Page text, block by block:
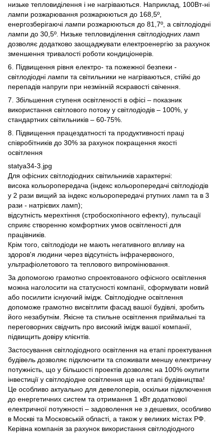
низьке тепловиділення і не нагріваються. Наприклад, 100Вт-ні
лампи розжарювання розжарюються до 168,5º,
енергозберігаючі лампи розжарюються до 81,7º, а світлодіодні
лампи до 30,5º. Низьке тепловиділення світлодіодних ламп
дозволяє додатково заощаджувати електроенергію за рахунок
зменшення тривалості роботи кондиціонерів.
6. Підвищення рівня електро- та пожежної безпеки -
світлодіодні лампи та світильники не нагріваються, стійкі до
перепадів напруги при незмінній яскравості свічення.
7. Збільшення ступеня освітленості в офісі – показник
використання світлового потоку у світлодіодів – 100%, у
стандартних світильників – 60-75%.
8. Підвищення працездатності та продуктивності праці
співробітників до 30% за рахунок покращення якості
освітлення
statya34-3.jpg
Для офісних світлодіодних світильників характерні:
висока кольоропередача (індекс кольоропередачі світлодіодів
у 2 рази вищий за індекс кольоропередачі ртутних ламп та в 3
рази - натрієвих ламп);
відсутність мерехтіння (стробоскопічного ефекту), пульсації
сприяє створенню комфортних умов освітленості для
працівників.
Крім того, світлодіоди не мають негативного впливу на
здоров'я людини через відсутність інфрачервоного,
ультрафіолетового та теплового випромінювання.
За допомогою грамотно спроектованого офісного освітлення
можна наголосити на статусності компанії, сформувати новий
або посилити існуючий імідж. Світлодіодне освітлення
допоможе грамотно висвітлити фасад вашої будівлі, зробить
його незабутнім. Якісне та стильне освітлення приймальні та
переговорних свідчить про високий імідж вашої компанії,
підвищить довіру клієнтів.
Застосування світлодіодного освітлення на етапі проектування
будівель дозволяє підключити та споживати меншу електричну
потужність, що у більшості проектів дозволяє на 100% окупити
інвестиції у світлодіодне освітлення ще на етапі будівництва!
Це особливо актуально для девелоперів, оскільки підключення
до енергетичних систем та отримання 1 кВт додаткової
електричної потужності – задоволення не з дешевих, особливо
в Москві та Московській області, а також у великих містах РФ.
Керівна компанія за рахунок використання світлодіодного